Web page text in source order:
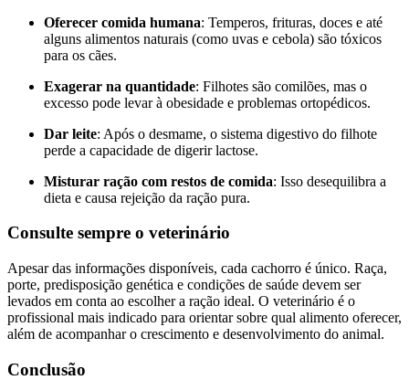
Oferecer comida humana: Temperos, frituras, doces e até
alguns alimentos naturais (como uvas e cebola) são tóxicos
para os cães.
Exagerar na quantidade: Filhotes são comilões, mas o
excesso pode levar à obesidade e problemas ortopédicos.
Dar leite: Após o desmame, o sistema digestivo do filhote
perde a capacidade de digerir lactose.
Misturar ração com restos de comida: Isso desequilibra a
dieta e causa rejeição da ração pura.
Consulte sempre o veterinário
Apesar das informações disponíveis, cada cachorro é único. Raça,
porte, predisposição genética e condições de saúde devem ser
levados em conta ao escolher a ração ideal. O veterinário é o
profissional mais indicado para orientar sobre qual alimento oferecer,
além de acompanhar o crescimento e desenvolvimento do animal.
Conclusão